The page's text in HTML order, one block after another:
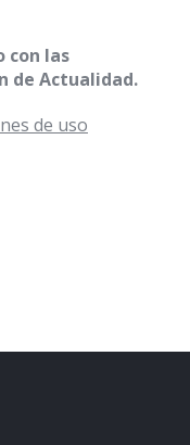
con las
de Actualidad.
de uso